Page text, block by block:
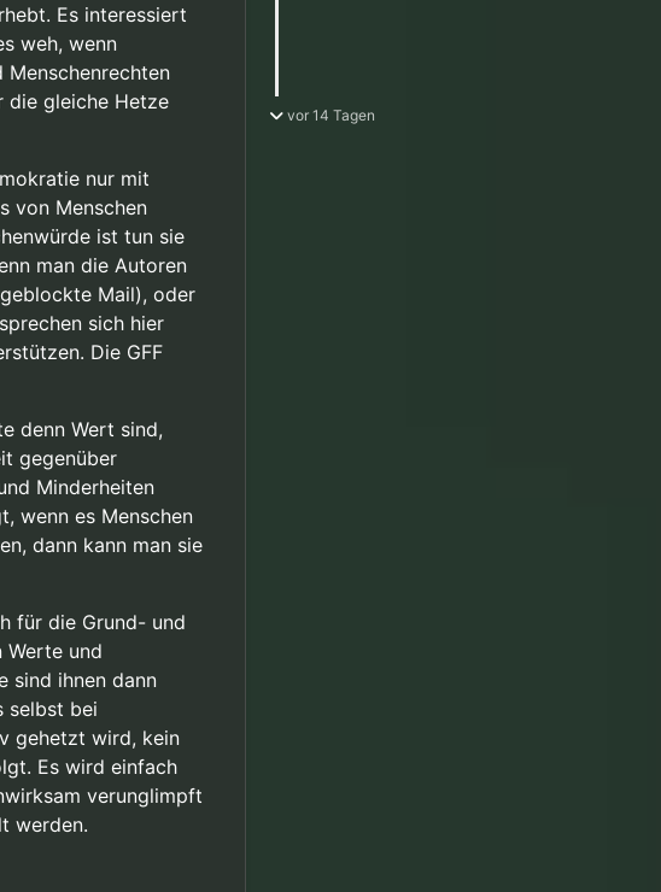
Es interessiert
weh, wenn
die gleiche Hetze
nur mit
von Menschen
ist tun sie
man die Autoren
Mail), oder
sich hier
Die GFF
denn Wert sind,
gegenüber
Minderheiten
wenn es Menschen
dann kann man sie
für die Grund- und
Werte und
sind ihnen dann
selbst bei
gehetzt wird, kein
Es wird einfach
verunglimpft
werden.
vor 14 Tagen